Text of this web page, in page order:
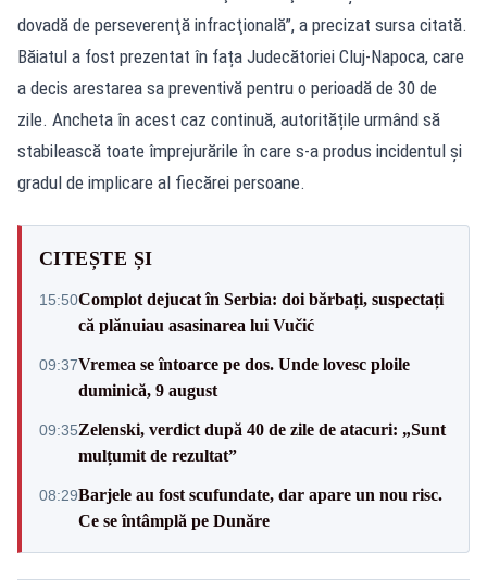
dovadă de perseverenţă infracţională”, a precizat sursa citată.
Băiatul a fost prezentat în fața Judecătoriei Cluj-Napoca, care
a decis arestarea sa preventivă pentru o perioadă de 30 de
zile. Ancheta în acest caz continuă, autoritățile urmând să
stabilească toate împrejurările în care s-a produs incidentul și
gradul de implicare al fiecărei persoane.
CITEȘTE ȘI
15:50Complot dejucat în Serbia: doi bărbați, suspectați
că plănuiau asasinarea lui Vučić
09:37Vremea se întoarce pe dos. Unde lovesc ploile
duminică, 9 august
09:35Zelenski, verdict după 40 de zile de atacuri: „Sunt
mulțumit de rezultat”
08:29Barjele au fost scufundate, dar apare un nou risc.
Ce se întâmplă pe Dunăre